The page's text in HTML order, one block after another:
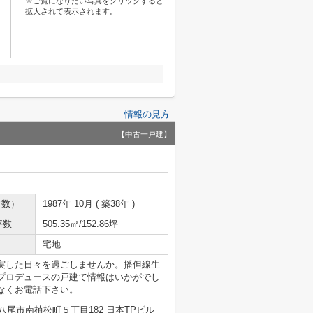
拡大されて表示されます。
情報の見方
【中古一戸建】
）
1987年 10月 ( 築38年 )
数
505.35㎡/152.86坪
宅地
た日々を過ごしませんか。播但線生
デュースの戸建て情報はいかがでし
お電話下さい。
尾市南植松町５丁目182 日本TPビル